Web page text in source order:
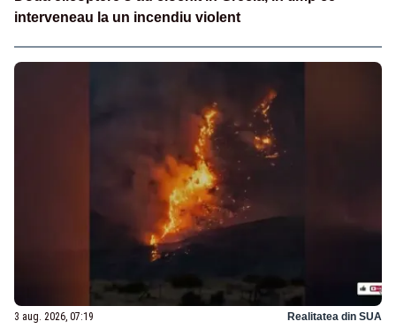
interveneau la un incendiu violent
3 aug. 2026, 07:19 Realitatea din SUA